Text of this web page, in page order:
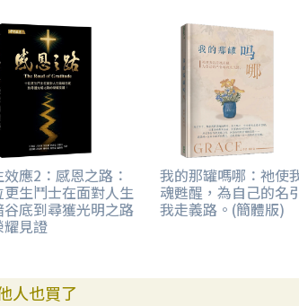
應2：感恩之路：
更生鬥士在面對人生
谷底到尋獲光明之路
耀見證
我的那罐嗎哪：祂使
魂甦醒，為自己的名
我走義路。(簡體版)
人也買了